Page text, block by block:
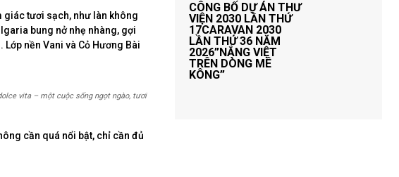
giác tươi sạch, như làn không
bung nở nhẹ nhàng, gợi
nền Vani và Cỏ Hương Bài
vita – một cuộc sống ngọt ngào, tươi
cần quá nổi bật, chỉ cần đủ
CÔNG BỐ DỰ ÁN THƯ
VIỆN 2030 LẦN THỨ
17CARAVAN 2030
LẦN THỨ 36 NĂM
2026”NẮNG VIỆT
TRÊN DÒNG MÊ
KÔNG”